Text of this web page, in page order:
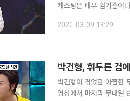
캐스팅은 배우 엄기준이다. 엄기준은 2002년 시즌 첫 '베르테르' 역을 맡아 가장 오랜 기간 연
섬세하고도 감성 깊은 연
2020-03-09 13:29
박건형, 휘두른 검
박건형이 겪었던 아찔한 무대사고가 무엇일까. 박건
영상에서 마지막 무대일